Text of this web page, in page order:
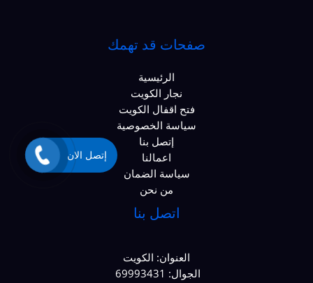
صفحات قد تهمك
الرئيسية
نجار الكويت
فتح اقفال الكويت
سياسة الخصوصية
إتصل بنا
اعمالنا
سياسة الضمان
من نحن
اتصل بنا
العنوان: الكويت
الجوال: 69993431
إتصل الان